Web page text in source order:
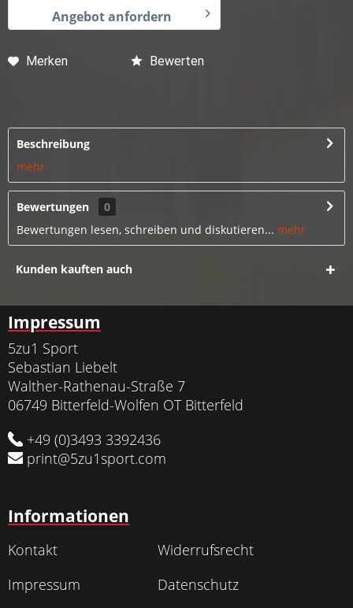
Angebot anfordern
Merken Bewerten
Beschreibung
mehr
Bewertungen
0
Bewertungen lesen, schreiben und diskutieren... mehr
Kunden kauften auch
Impressum
5zu1 Sport
Sebastian Liebelt
Walther-Rathenau-Straße 7
06749 Bitterfeld-Wolfen OT Bitterfeld
+49 (0)3493 3392436
print@5zu1sport.com
Informationen
Kontakt
Widerrufsrecht
Impressum
Datenschutz